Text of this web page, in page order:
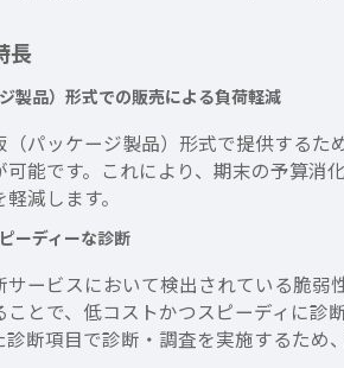
長
製品）形式での販売による負荷軽減
（パッケージ製品）形式で提供する
可能です。これにより、期末の予算
減します。
ーディーな診断
サービスにおいて検出されている脆
とで、低コストかつスピーディに診
断項目で診断・調査を実施するため